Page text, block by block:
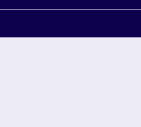
選擇Business Partner培養
培養專業的軟技能，例如團